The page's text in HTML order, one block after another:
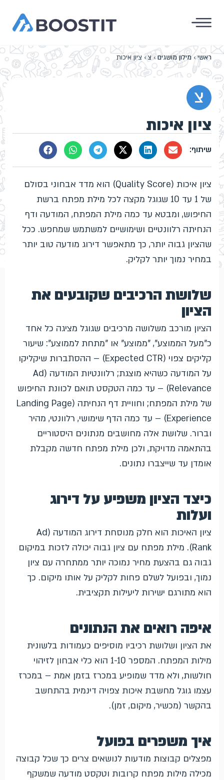
ראשי›מילון מושגים›צ› ציון איכות
צ
ציון איכות
ציון איכות (Quality Score) הוא מדד אבחוני בסולם
של 1 עד 10 שגוגל מקצה לכל מילת מפתח ברשת
החיפוש, ומבטא עד כמה מילת המפתח, המודעה ודף
הנחיתה רלוונטיים ושימושיים למשתמש שמחפש. ככל
שהציון גבוה יותר, כך מתאפשר דירוג מודעה טוב יותר
במחיר נמוך יותר לקליק.
שלושת הרכיבים שקובעים את
הציון
הציון מורכב משלושה מרכיבים שגוגל מציגה כל אחד
כ"מעל הממוצע", "ממוצע" או "מתחת לממוצע": שיעור
קליקים צפוי (Expected CTR) – ההסתברות שיקליקו
על המודעה כשהיא מוצגת; רלוונטיות המודעה (Ad
Relevance) – עד כמה הטקסט תואם לכוונת החיפוש
של מילת המפתח; וחוויית דף הנחיתה (Landing Page
Experience) – עד כמה הדף שימושי, רלוונטי, מהיר
וברור. שלושת אלה מחושבים מנתונים היסטוריים
בהתאמה מדויקת, ולכן מילת מפתח חדשה מקבלת
אומדן עד שייצברו נתונים.
כיצד הציון משפיע על דירוג
ועלות
ציון האיכות הוא חלק מנוסחת דירוג המודעה (Ad
Rank). מילת מפתח עם ציון גבוה יכולה לזכות במיקום
גבוה גם בהצעת מחיר נמוכה יותר ממתחרה עם ציון
נמוך, ובפועל לשלם פחות לקליק על אותו מיקום. כך
הוא מתורגם ישירות ליעילות תקציבית.
איפה רואים את הנתונים
את הציון ושלושת רכיביו מוסיפים כעמודות בלשונית
מילות המפתח. המספר 1-10 הוא כלי אבחון לזיהוי
חולשות, ולא מדד שמופיע במכרז בזמן אמת – במכרז
עצמו גוגל מחשבת איכות צפויה דינמית בהתחשב
בהקשר (מכשיר, מיקום, זמן).
איך משפרים בפועל
מפצלים קבוצות מודעות לנושאים צרים כך שכל קבוצה
מכילה מילות מפתח קרובות וטקסט מודעה שמשקף